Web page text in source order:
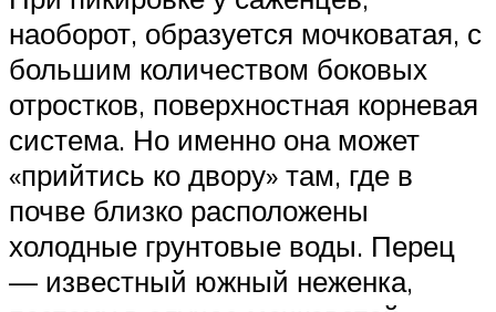
наоборот, образуется мочковатая, с
большим количеством боковых
отростков, поверхностная корневая
система. Но именно она может
«прийтись ко двору» там, где в
почве близко расположены
холодные грунтовые воды. Перец
— известный южный неженка,